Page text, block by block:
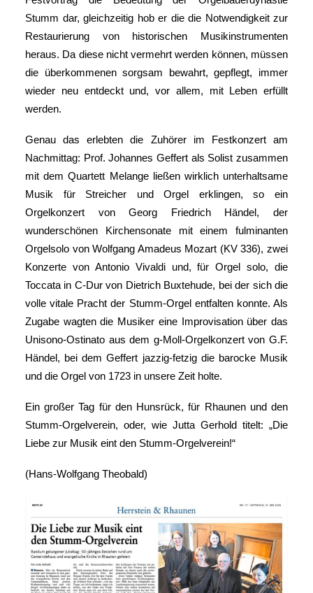
Stumm dar, gleichzeitig hob er die die Notwendigkeit zur
Restaurierung von historischen Musikinstrumenten
heraus. Da diese nicht vermehrt werden können, müssen
die überkommenen sorgsam bewahrt, gepflegt, immer
wieder neu entdeckt und, vor allem, mit Leben erfüllt
werden.
Genau das erlebten die Zuhörer im Festkonzert am
Nachmittag: Prof. Johannes Geffert als Solist zusammen
mit dem Quartett Melange ließen wirklich unterhaltsame
Musik für Streicher und Orgel erklingen, so ein
Orgelkonzert von Georg Friedrich Händel, der
wunderschönen Kirchensonate mit einem fulminanten
Orgelsolo von Wolfgang Amadeus Mozart (KV 336), zwei
Konzerte von Antonio Vivaldi und, für Orgel solo, die
Toccata in C-Dur von Dietrich Buxtehude, bei der sich die
volle vitale Pracht der Stumm-Orgel entfalten konnte. Als
Zugabe wagten die Musiker eine Improvisation über das
Unisono-Ostinato aus dem g-Moll-Orgelkonzert von G.F.
Händel, bei dem Geffert jazzig-fetzig die barocke Musik
und die Orgel von 1723 in unsere Zeit holte.
Ein großer Tag für den Hunsrück, für Rhaunen und den
Stumm-Orgelverein, oder, wie Jutta Gerhold titelt: „Die
Liebe zur Musik eint den Stumm-Orgelverein!“
(Hans-Wolfgang Theobald)